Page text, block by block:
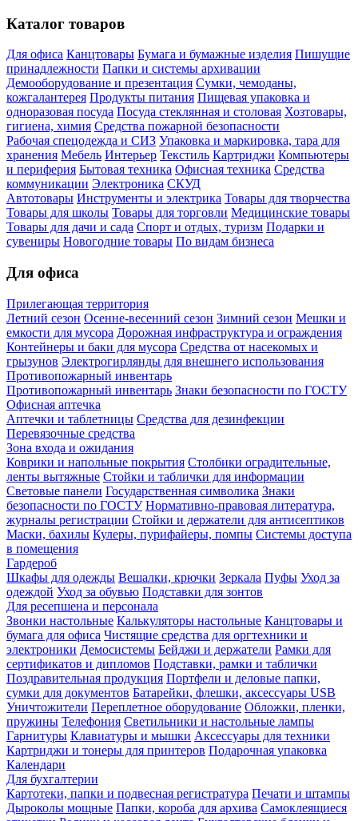
Каталог товаров
Для офиса Канцтовары Бумага и бумажные изделия Пишущие
принадлежности Папки и системы архивации
Демооборудование и презентация Сумки, чемоданы,
кожгалантерея Продукты питания Пищевая упаковка и
одноразовая посуда Посуда стеклянная и столовая Хозтовары,
гигиена, химия Средства пожарной безопасности
Рабочая спецодежда и СИЗ Упаковка и маркировка, тара для
хранения Мебель Интерьер Текстиль Картриджи Компьютеры
и периферия Бытовая техника Офисная техника Средства
коммуникации Электроника СКУД
Автотовары Инструменты и электрика Товары для творчества
Товары для школы Товары для торговли Медицинские товары
Товары для дачи и сада Спорт и отдых, туризм Подарки и
сувениры Новогодние товары По видам бизнеса
Для офиса
Прилегающая территория
Летний сезон Осенне-весенний сезон Зимний сезон Мешки и
емкости для мусора Дорожная инфраструктура и ограждения
Контейнеры и баки для мусора Средства от насекомых и
грызунов Электрогирлянды для внешнего использования
Противопожарный инвентарь
Противопожарный инвентарь Знаки безопасности по ГОСТУ
Офисная аптечка
Аптечки и таблетницы Средства для дезинфекции
Перевязочные средства
Зона входа и ожидания
Коврики и напольные покрытия Столбики оградительные,
ленты вытяжные Стойки и таблички для информации
Световые панели Государственная символика Знаки
безопасности по ГОСТУ Нормативно-правовая литература,
журналы регистрации Стойки и держатели для антисептиков
Маски, бахилы Кулеры, пурифайеры, помпы Системы доступа
в помещения
Гардероб
Шкафы для одежды Вешалки, крючки Зеркала Пуфы Уход за
одеждой Уход за обувью Подставки для зонтов
Для ресепшена и персонала
Звонки настольные Калькуляторы настольные Канцтовары и
бумага для офиса Чистящие средства для оргтехники и
электроники Демосистемы Бейджи и держатели Рамки для
сертификатов и дипломов Подставки, рамки и таблички
Поздравительная продукция Портфели и деловые папки,
сумки для документов Батарейки, флешки, аксессуары USB
Уничтожители Переплетное оборудование Обложки, пленки,
пружины Телефония Светильники и настольные лампы
Гарнитуры Клавиатуры и мышки Аксессуары для техники
Картриджи и тонеры для принтеров Подарочная упаковка
Календари
Для бухгалтерии
Картотеки, папки и подвесная регистратура Печати и штампы
Дыроколы мощные Папки, короба для архива Самоклеящиеся